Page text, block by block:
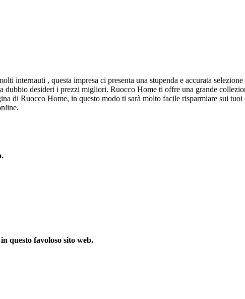
internauti , questa impresa ci presenta una stupenda e accurata
dubbio desideri i prezzi migliori. Ruocco Home ti offre una grande
di Ruocco Home, in questo modo ti sarà molto facile risparmiare sui
questo favoloso sito web.